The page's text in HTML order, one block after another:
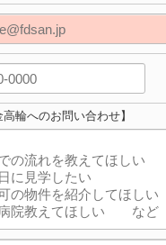
高輪へのお問い合わせ】